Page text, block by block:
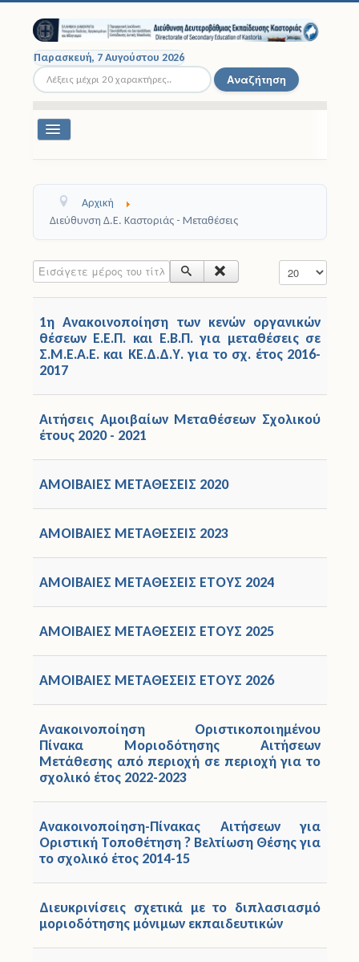
Παρασκευή, 7 Αυγούστου 2026
Αναζήτηση... Αναζήτηση
Εναλλαγή
Σχολικές Μονάδες
Μαθητές
Σχολικές Εκδρομές
Νομοθεσία
Έντυπα
Πολιτική Προστασία
Επικοινωνία
Αρχική
Διεύθυνση Δ.Ε. Καστοριάς - Μεταθέσεις
Εισάγετε μέρος του τίτλου.
1η Ανακοινοποίηση των κενών οργανικών
θέσεων Ε.Ε.Π. και Ε.Β.Π. για μεταθέσεις σε
Σ.Μ.Ε.Α.Ε. και ΚΕ.Δ.Δ.Υ. για το σχ. έτος 2016-
2017
Αιτήσεις Αμοιβαίων Μεταθέσεων Σχολικού
έτους 2020 - 2021
ΑΜΟΙΒΑΙΕΣ ΜΕΤΑΘΕΣΕΙΣ 2020
ΑΜΟΙΒΑΙΕΣ ΜΕΤΑΘΕΣΕΙΣ 2023
ΑΜΟΙΒΑΙΕΣ ΜΕΤΑΘΕΣΕΙΣ ΕΤΟΥΣ 2024
ΑΜΟΙΒΑΙΕΣ ΜΕΤΑΘΕΣΕΙΣ ΕΤΟΥΣ 2025
ΑΜΟΙΒΑΙΕΣ ΜΕΤΑΘΕΣΕΙΣ ΕΤΟΥΣ 2026
Ανακοινοποίηση Οριστικοποιημένου
Πίνακα Μοριοδότησης Αιτήσεων
Μετάθεσης από περιοχή σε περιοχή για το
σχολικό έτος 2022-2023
Ανακοινοποίηση-Πίνακας Αιτήσεων για
Οριστική Τοποθέτηση ? Βελτίωση Θέσης για
το σχολικό έτος 2014-15
Διευκρινίσεις σχετικά με το διπλασιασμό
μοριοδότησης μόνιμων εκπαιδευτικών